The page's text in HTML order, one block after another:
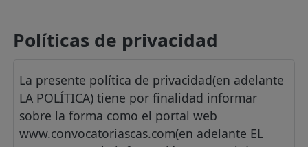
Políticas de privacidad
La presente política de privacidad(en adelante
LA POLÍTICA) tiene por finalidad informar
sobre la forma como el portal web
www.convocatoriascas.com(en adelante EL